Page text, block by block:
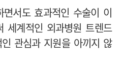
서도 효과적인 수술이 이
세계적인 외과병원 트렌드
관심과 지원을 아끼지 않